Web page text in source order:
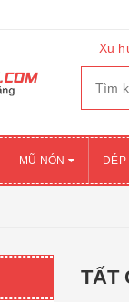
Xu
MŨ NÓN DÉP
TẤT